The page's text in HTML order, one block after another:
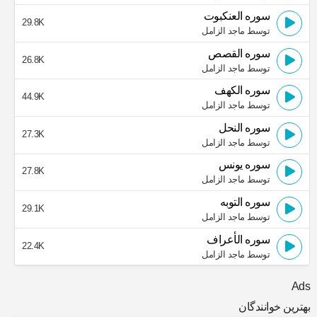
سوره العنكبوت
توسط ماجد الزامل
29.8K
سوره القصص
توسط ماجد الزامل
26.8K
سوره الكهف
توسط ماجد الزامل
44.9K
سوره النحل
توسط ماجد الزامل
27.3K
سوره يونس
توسط ماجد الزامل
27.8K
سوره التوبه
توسط ماجد الزامل
29.1K
سوره الأعراف
توسط ماجد الزامل
22.4K
Ads
بهترین خوانندگان